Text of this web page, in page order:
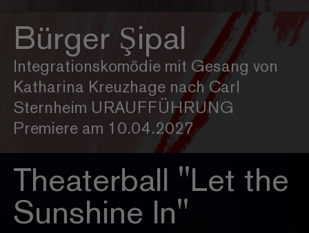
Bürger Şipal
Integrationskomödie mit Gesang von
Katharina Kreuzhage nach Carl
Sternheim URAUFFÜHRUNG
Premiere am 10.04.2027
Theaterball "Let the
Sunshine In"